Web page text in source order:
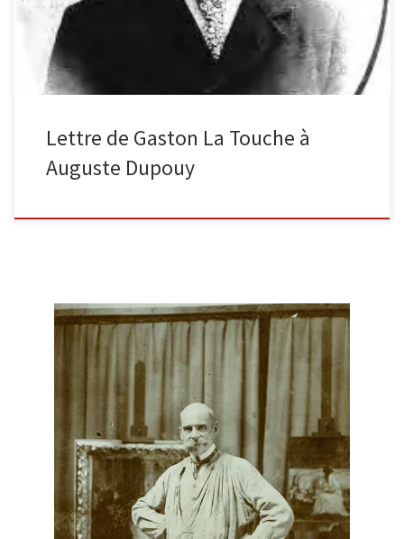
Lettre de Gaston La Touche à
Auguste Dupouy